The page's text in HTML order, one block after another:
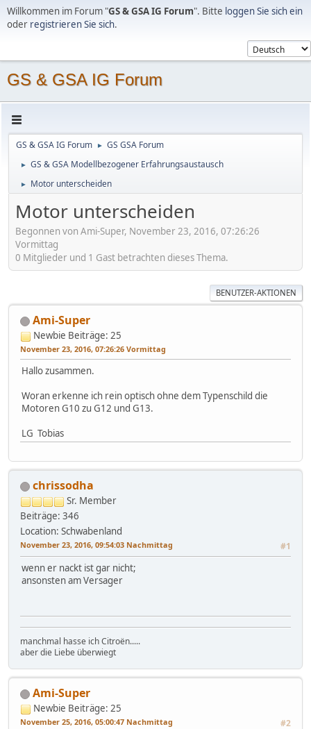
Willkommen im Forum "GS & GSA IG Forum". Bitte loggen Sie sich ein
oder registrieren Sie sich.
GS & GSA IG Forum
GS & GSA IG Forum ► GS GSA Forum
► GS & GSA Modellbezogener Erfahrungsaustausch
► Motor unterscheiden
Motor unterscheiden
Begonnen von Ami-Super, November 23, 2016, 07:26:26
Vormittag
0 Mitglieder und 1 Gast betrachten dieses Thema.
BENUTZER-AKTIONEN
Ami-Super
Newbie Beiträge: 25
November 23, 2016, 07:26:26 Vormittag
Hallo zusammen.
Woran erkenne ich rein optisch ohne dem Typenschild die
Motoren G10 zu G12 und G13.
LG Tobias
chrissodha
Sr. Member
Beiträge: 346
Location: Schwabenland
November 23, 2016, 09:54:03 Nachmittag #1
wenn er nackt ist gar nicht;
ansonsten am Versager
manchmal hasse ich Citroën.....
aber die Liebe überwiegt
Ami-Super
Newbie Beiträge: 25
November 25, 2016, 05:00:47 Nachmittag #2